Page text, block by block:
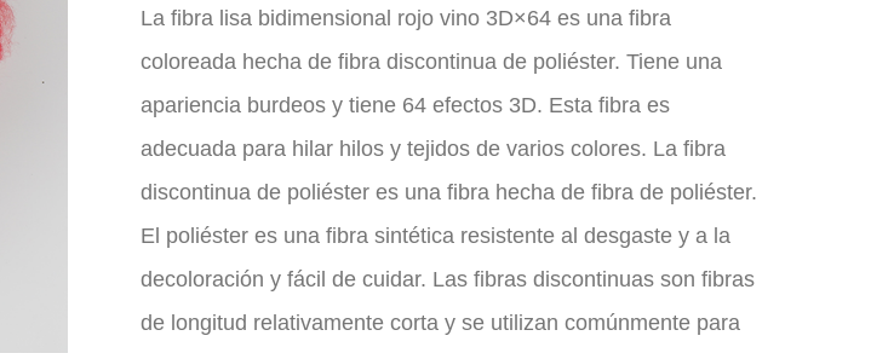
La fibra lisa bidimensional rojo vino 3D×64 es una fibra
coloreada hecha de fibra discontinua de poliéster. Tiene una
apariencia burdeos y tiene 64 efectos 3D. Esta fibra es
adecuada para hilar hilos y tejidos de varios colores. La fibra
discontinua de poliéster es una fibra hecha de fibra de poliéster.
El poliéster es una fibra sintética resistente al desgaste y a la
decoloración y fácil de cuidar. Las fibras discontinuas son fibras
de longitud relativamente corta y se utilizan comúnmente para